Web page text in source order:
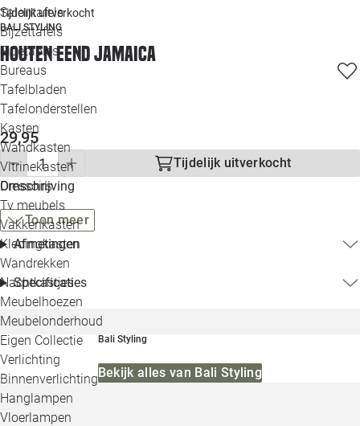
Salontafels
Bijzettafels
Sidetables
Bureaus
Tafelbladen
Tafelonderstellen
Kasten
Wandkasten
Vitrinekasten
Dressoirs
Tv meubels
Vakkenkasten
Kledingkasten
Wandrekken
Nachtkastjes
Meubelhoezen
Meubelonderhoud
Eigen Collectie
Verlichting
Binnenverlichting
Hanglampen
Vloerlampen
Tijdelijk uitverkocht
BALI STYLING
Houten eend Jamaica
29,95
Tijdelijk uitverkocht
Omschrijving
Toon meer
Afmetingen
Specificaties
Bali Styling
Bekijk alles van Bali Styling